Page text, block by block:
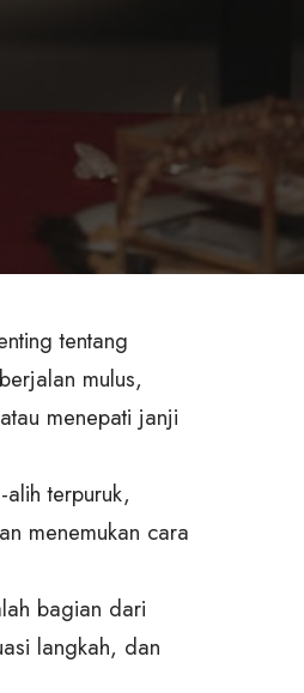
tentang
mulus,
menepati janji
terpuruk,
menemukan cara
bagian dari
langkah, dan